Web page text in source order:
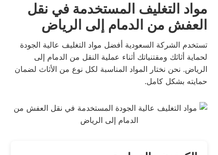
مواد التغليف المستخدمة في نقل
العفش من الدمام إلى الرياض
تستخدم الشركة السعودية أفضل مواد التغليف عالية الجودة
لحماية أثاثك ومقتنياتك أثناء عملية النقل من الدمام إلى
الرياض. نحن نختار المواد المناسبة لكل نوع من الأثاث لضمان
حمايته بشكل كامل.